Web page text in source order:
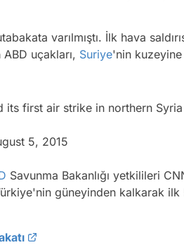
varılmıştı. İlk hava
uçakları, Suriye'nin kuzeyine
its first air strike in northern
5, 2015
Savunma Bakanlığı yetkilileri
güneyinden kalkarak ilk